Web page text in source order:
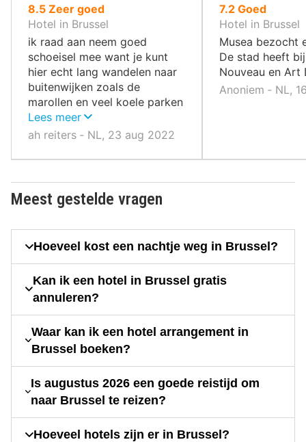
8.5uit
10
,
Zeer goed
Hotel in Brussel
ik raad aan neem goed
schoeisel mee want je kunt
hier echt lang wandelen naar
buitenwijken zoals de
marollen en veel koele parken
met veel bankjes overal als je
van choppen en eten houd
staatjes zoeken is hier een
specials voor deze
onvergetelijke 6 dagen in
gezeur met credietcards.ik
kijk uit voor de volgende
ronde met jullie
Lees meer
ah reiters ‐ NL, 23 aug 2022
7.2 uit
10
,
Goed
Hotel in Brussel
Musea bezocht
De stad heeft
Nouveau en Art
Anoniem ‐ NL,
Meest gestelde vragen
Hoeveel kost een nachtje weg in Brussel?
Kan ik een hotel in Brussel gratis
annuleren?
Waar kan ik een hotel arrangement in
Brussel boeken?
Is augustus 2026 een goede reistijd om
naar Brussel te reizen?
Hoeveel hotels zijn er in Brussel?